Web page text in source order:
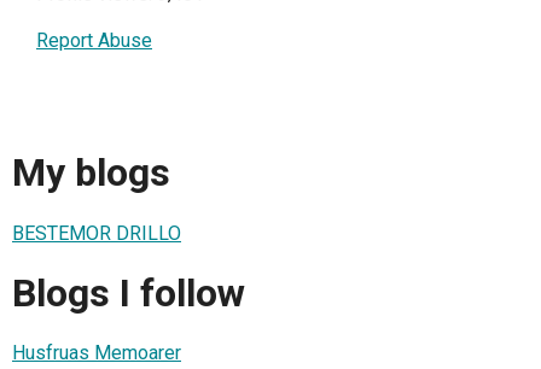
Report Abuse
My blogs
BESTEMOR DRILLO
Blogs I follow
Husfruas Memoarer